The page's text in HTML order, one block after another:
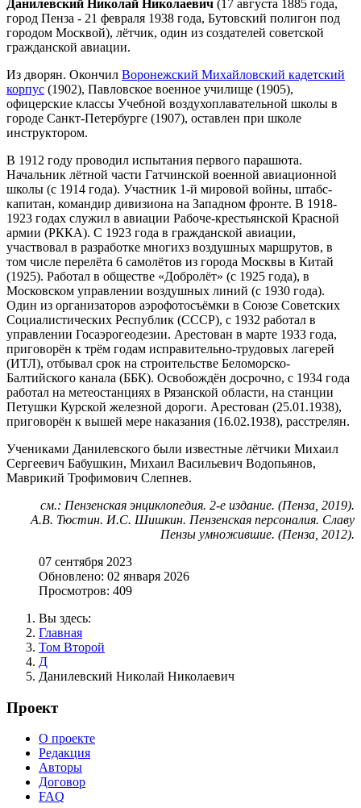
Данилевский Николай Николаевич (17 августа 1885 года,
город Пенза - 21 февраля 1938 года, Бутовский полигон под
городом Москвой), лётчик, один из создателей советской
гражданской авиации.
Из дворян. Окончил Воронежский Михайловский кадетский
корпус (1902), Павловское военное училище (1905),
офицерские классы Учебной воздухоплавательной школы в
городе Санкт-Петербурге (1907), оставлен при школе
инструктором.
В 1912 году проводил испытания первого парашюта.
Начальник лётной части Гатчинской военной авиационной
школы (с 1914 года). Участник 1-й мировой войны, штабс-
капитан, командир дивизиона на Западном фронте. В 1918-
1923 годах служил в авиации Рабоче-крестьянской Красной
армии (РККА). С 1923 года в гражданской авиации,
участвовал в разработке многихз воздушных маршрутов, в
том числе перелёта 6 самолётов из города Москвы в Китай
(1925). Работал в обществе «Добролёт» (с 1925 года), в
Московском управлении воздушных линий (с 1930 года).
Один из организаторов аэрофотосъёмки в Союзе Советских
Социалистических Республик (СССР), с 1932 работал в
управлении Госаэрогеодезии. Арестован в марте 1933 года,
приговорён к трём годам исправительно-трудовых лагерей
(ИТЛ), отбывал срок на строительстве Беломорско-
Балтийского канала (ББК). Освобождён досрочно, с 1934 года
работал на метеостанциях в Рязанской области, на станции
Петушки Курской железной дороги. Арестован (25.01.1938),
приговорён к вышей мере наказания (16.02.1938), расстрелян.
Учениками Данилевского были известные лётчики Михаил
Сергеевич Бабушкин, Михаил Васильевич Водопьянов,
Маврикий Трофимович Слепнев.
см.: Пензенская энциклопедия. 2-е издание. (Пенза, 2019).
А.В. Тюстин. И.С. Шишкин. Пензенская персоналия. Славу
Пензы умножившие. (Пенза, 2012).
07 сентября 2023
Обновлено: 02 января 2026
Просмотров: 409
Вы здесь:
Главная
Том Второй
Д
Данилевский Николай Николаевич
Проект
О проекте
Редакция
Авторы
Договор
FAQ